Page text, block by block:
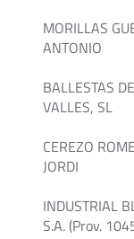
MORILLAS
ANTONIO
BALLESTAS
VALLES, SL
CEREZO
JORDI
INDUSTRIAL
S.A. (Prov.